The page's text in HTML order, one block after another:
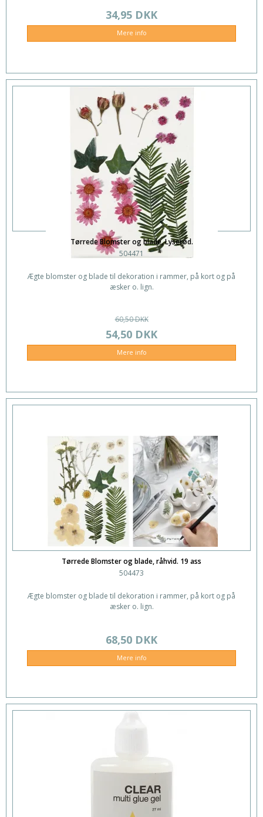
34,95 DKK
Mere info
Tørrede Blomster og blade, Lyserød.
504471
Ægte blomster og blade til dekoration i rammer, på kort og på
æsker o. lign.
60,50 DKK
54,50 DKK
Mere info
Tørrede Blomster og blade, råhvid. 19 ass
504473
Ægte blomster og blade til dekoration i rammer, på kort og på
æsker o. lign.
68,50 DKK
Mere info